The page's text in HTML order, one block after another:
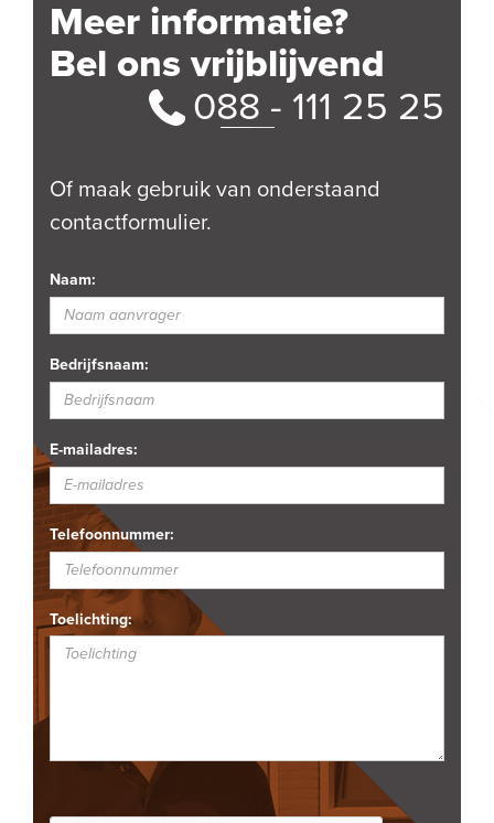
Meer informatie?
Bel ons vrijblijvend
088 - 111 25 25
Of maak gebruik van onderstaand
contactformulier.
Naam:
Bedrijfsnaam:
E-mailadres:
Telefoonnummer:
Toelichting: